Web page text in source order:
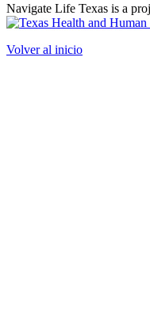
Navigate Life Texas is a
Volver al inicio